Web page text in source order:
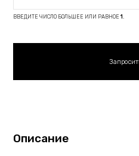
ВВЕДИТЕ ЧИСЛО БОЛЬШЕЕ ИЛИ РАВНОЕ1
Описание